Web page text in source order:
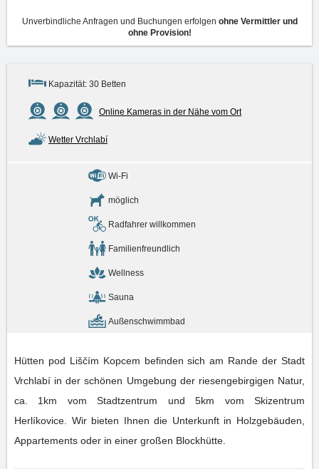
Unverbindliche Anfragen und Buchungen erfolgen ohne Vermittler und
ohne Provision!
Kapazität: 30 Betten
Online Kameras in der Nähe vom Ort
Wetter Vrchlabí
Wi-Fi
möglich
Radfahrer willkommen
Familienfreundlich
Wellness
Sauna
Außenschwimmbad
Hütten pod Liščím Kopcem befinden sich am Rande der Stadt
Vrchlabí in der schönen Umgebung der riesengebirgigen Natur,
ca. 1km vom Stadtzentrum und 5km vom Skizentrum
Herlíkovice. Wir bieten Ihnen die Unterkunft in Holzgebäuden,
Appartements oder in einer großen Blockhütte.